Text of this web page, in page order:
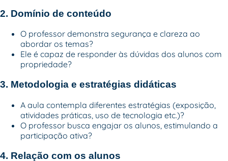
2. Domínio de conteúdo
O professor demonstra segurança e clareza ao
abordar os temas?
Ele é capaz de responder às dúvidas dos alunos com
propriedade?
3. Metodologia e estratégias didáticas
A aula contempla diferentes estratégias (exposição,
atividades práticas, uso de tecnologia etc.)?
O professor busca engajar os alunos, estimulando a
participação ativa?
4. Relação com os alunos